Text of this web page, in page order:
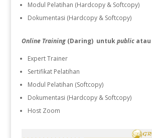
Modul Pelatihan (Hardcopy & Softcopy)
Dokumentasi (Hardcopy & Softcopy)
Online Training (Daring) untukpublic atau
Expert Trainer
Sertifikat Pelatihan
Modul Pelatihan (Softcopy)
Dokumentasi (Hardcopy & Softcopy)
Host Zoom